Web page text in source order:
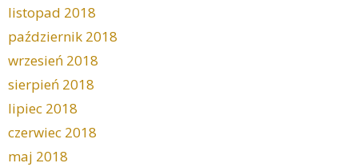
listopad 2018
październik 2018
wrzesień 2018
sierpień 2018
lipiec 2018
czerwiec 2018
maj 2018